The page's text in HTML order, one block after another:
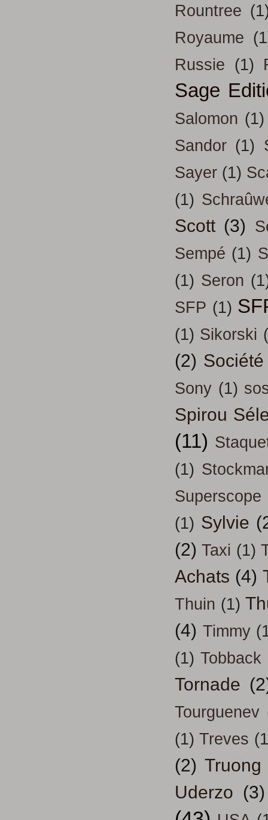
Rountree
Royaume
Russie (1)
Sage
Salomon (1)
Sandor (1)
Sayer (1)
(1)
Scott (3)
Sempé (1)
(1) Seron
SFP (1)
(1) Sikorski
(2) Société
Sony (1)
Spirou
(11)
(1)
Superscope
(1) Sylvie
(2) Taxi (1)
Achats (4)
Thuin (1)
(4) Timmy
(1) Tobback
Tornade
Tourguenev
(1) Treves
(2) Truong
Uderzo (3)